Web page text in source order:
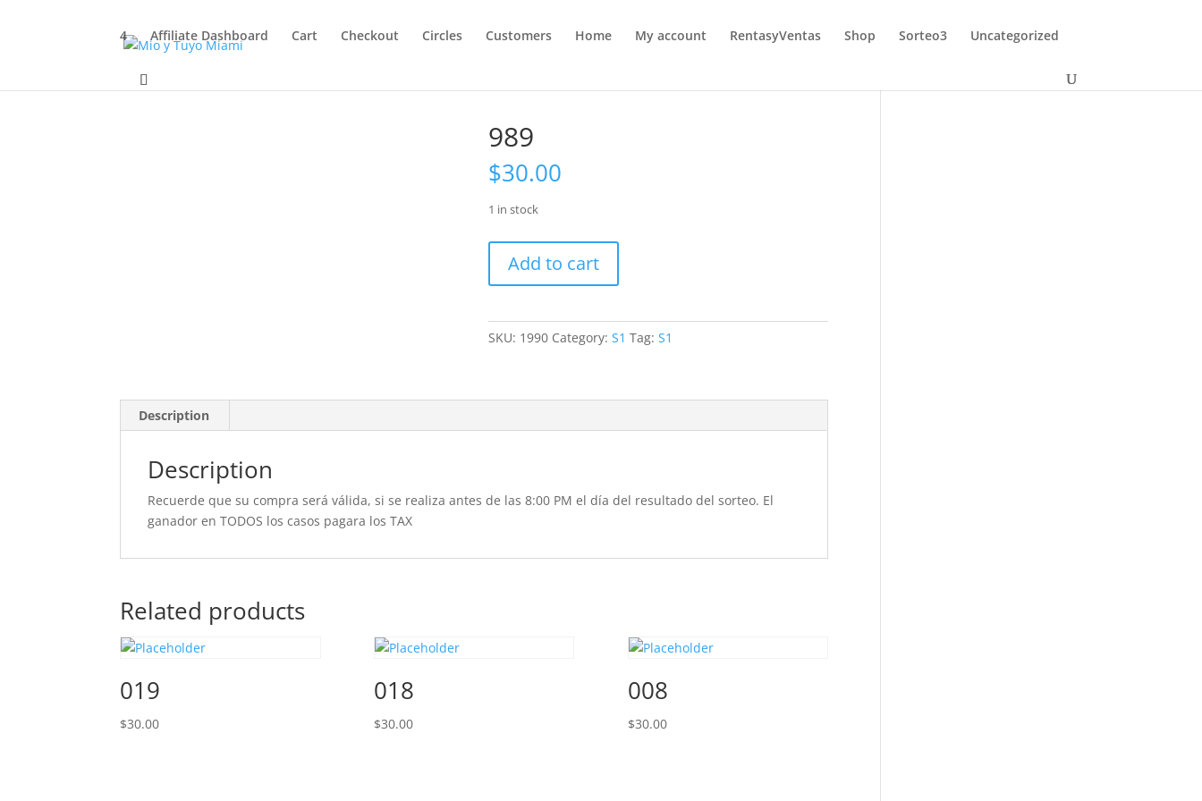
4 Affiliate Dashboard Cart Checkout Circles Customers Home My account RentasyVentas Shop Sorteo3 Uncategorized
989
$30.00
1 in stock
quantity
Add to cart
SKU: 1990 Category:S1 Tag:S1
Description
Description
Recuerde que su compra será válida, si se realiza antes de las 8:00 PM el día del resultado del sorteo. El
ganador en TODOS los casos pagara los TAX
Related products
019
$30.00
018
$30.00
008
$30.00